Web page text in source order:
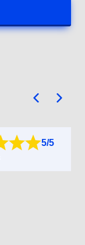
5/5